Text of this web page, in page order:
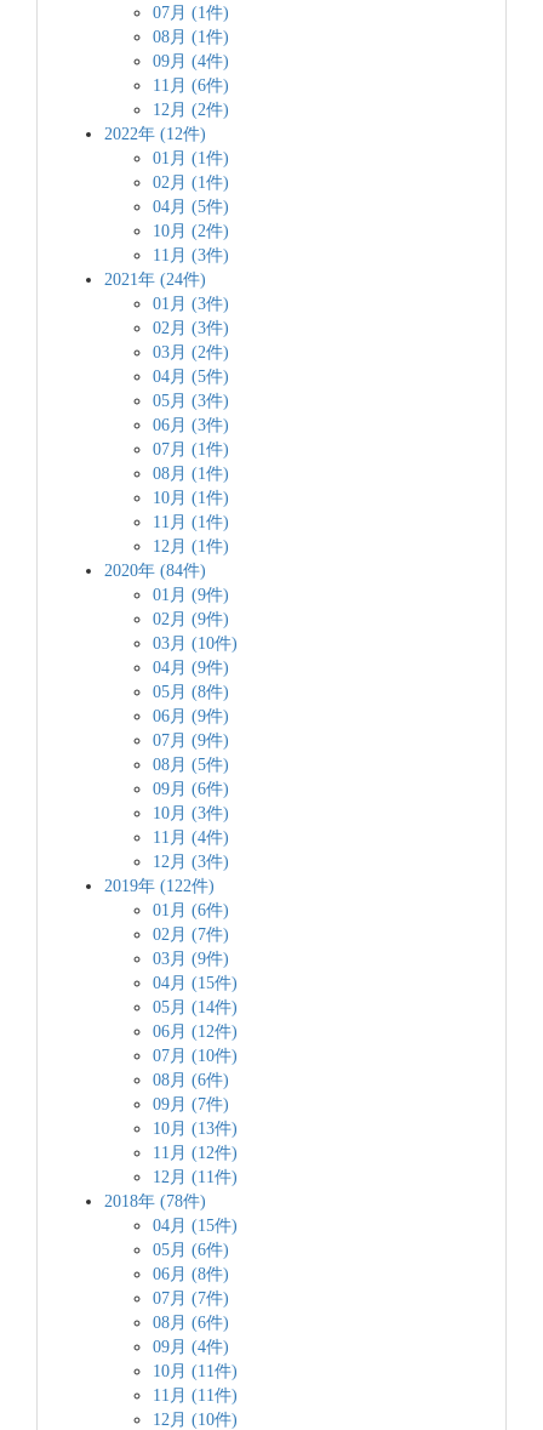
07月 (1件)
08月 (1件)
09月 (4件)
11月 (6件)
12月 (2件)
2022年 (12件)
01月 (1件)
02月 (1件)
04月 (5件)
10月 (2件)
11月 (3件)
2021年 (24件)
01月 (3件)
02月 (3件)
03月 (2件)
04月 (5件)
05月 (3件)
06月 (3件)
07月 (1件)
08月 (1件)
10月 (1件)
11月 (1件)
12月 (1件)
2020年 (84件)
01月 (9件)
02月 (9件)
03月 (10件)
04月 (9件)
05月 (8件)
06月 (9件)
07月 (9件)
08月 (5件)
09月 (6件)
10月 (3件)
11月 (4件)
12月 (3件)
2019年 (122件)
01月 (6件)
02月 (7件)
03月 (9件)
04月 (15件)
05月 (14件)
06月 (12件)
07月 (10件)
08月 (6件)
09月 (7件)
10月 (13件)
11月 (12件)
12月 (11件)
2018年 (78件)
04月 (15件)
05月 (6件)
06月 (8件)
07月 (7件)
08月 (6件)
09月 (4件)
10月 (11件)
11月 (11件)
12月 (10件)